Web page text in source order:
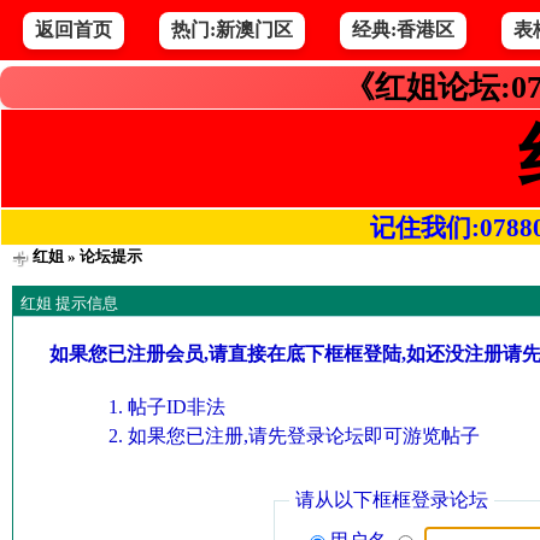
返回首页 热门:新澳门区 经典:香港区 表
《红姐论坛
记住我们
红姐» 论坛提示
红姐 提示信息
如果您已注册会员,请直接在底下框框登陆,如还没注册请
帖子ID非法
如果您已注册,请先登录论坛即可游览帖子
请从以下框框登录论坛